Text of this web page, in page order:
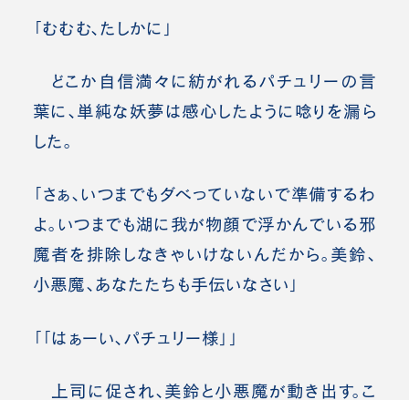
「むむむ、たしかに」
どこか自信満々に紡がれるパチュリーの言
葉に、単純な妖夢は感心したように唸りを漏ら
した。
「さぁ、いつまでもダベっていないで準備するわ
よ。いつまでも湖に我が物顔で浮かんでいる邪
魔者を排除しなきゃいけないんだから。美鈴、
小悪魔、あなたたちも手伝いなさい」
「「はぁーい、パチュリー様」」
上司に促され、美鈴と小悪魔が動き出す。こ